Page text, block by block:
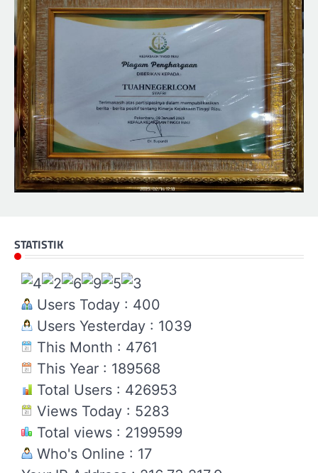
STATISTIK
Users Today : 400
Users Yesterday : 1039
This Month : 4761
This Year : 189568
Total Users : 426953
Views Today : 5283
Total views : 2199599
Who's Online : 17